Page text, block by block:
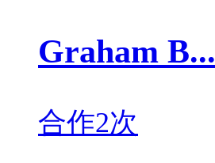
Graham B...
合作2次